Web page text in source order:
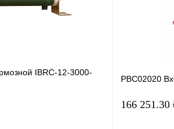
IBRC-12-3000-
PBC02020
166 251.30